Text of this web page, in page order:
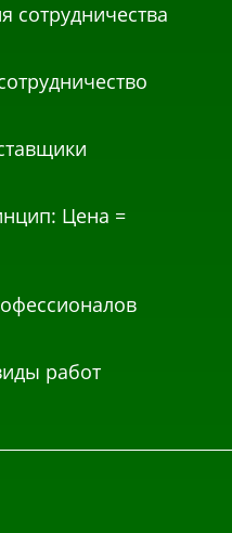
сотрудничества
Цена =
работ